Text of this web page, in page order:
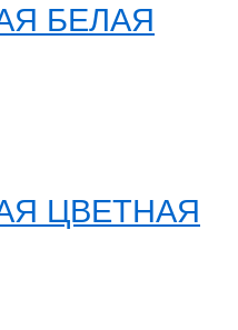
БЕЛАЯ
ЦВЕТНАЯ